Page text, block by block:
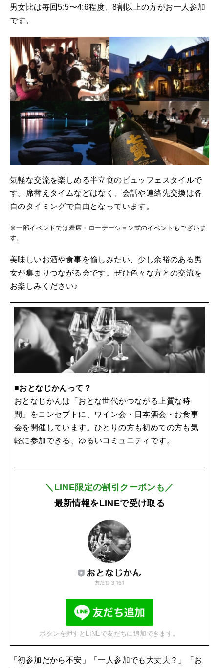
男女比は毎回5:5〜4:6程度、8割以上の方がお一人参加
です。
気軽な交流を楽しめる半立食のビュッフェスタイルで
す。席替えタイムなどはなく、会話や連絡先交換は各
自のタイミングで自由となっています。
※一部イベントでは着席・ローテーション式のイベントもございま
す。
美味しいお酒や食事を愉しみたい、少し余裕のある男
女が集まりつながる会です。ぜひ色々な方との交流を
お楽しみください♪
■おとなじかんって？
おとなじかんは「おとな世代がつながる上質な時
間」をコンセプトに、ワイン会・日本酒会・お食事
会を開催しています。ひとりの方も初めての方も気
軽に参加できる、ゆるいコミュニティです。
＼LINE限定の割引クーポンも／
最新情報をLINEで受け取る
ボタンを押すとLINEで友だちに追加できます。
「初参加だから不安」「一人参加でも大丈夫？」「お